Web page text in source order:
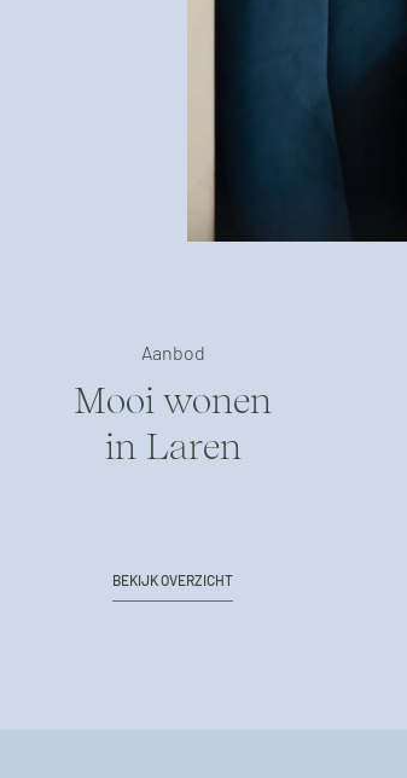
Aanbod
Mooi wonen
in Laren
BEKIJK OVERZICHT